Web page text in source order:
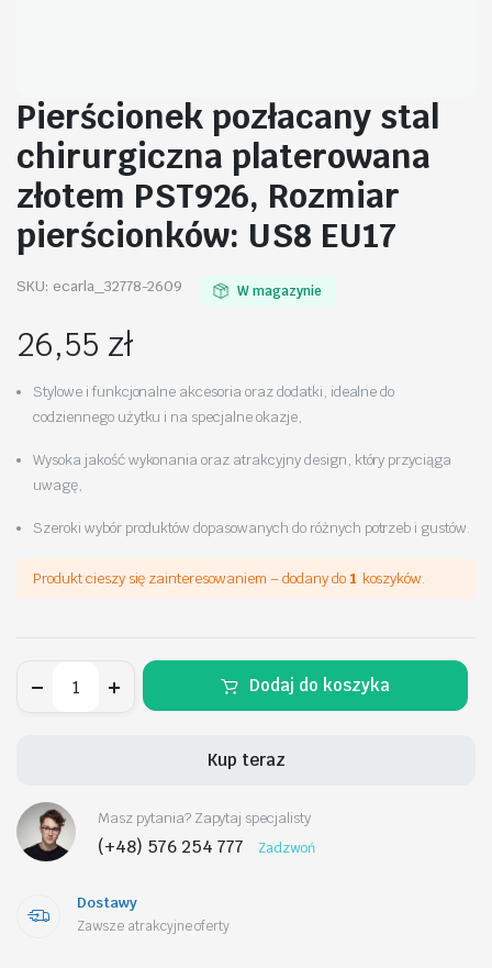
Pierścionek pozłacany stal
chirurgiczna platerowana
złotem PST926, Rozmiar
pierścionków: US8 EU17
SKU: ecarla_32778-2609 W magazynie
26,55 zł
Stylowe i funkcjonalne akcesoria oraz dodatki, idealne do
codziennego użytku i na specjalne okazje,
Wysoka jakość wykonania oraz atrakcyjny design, który przyciąga
uwagę,
Szeroki wybór produktów dopasowanych do różnych potrzeb i gustów.
Produkt cieszy się zainteresowaniem – dodany do 1 koszyków.
pozłacany
Rozmiar
pierścionków:
US8
EU17
Dodaj do koszyka
Kup teraz
Masz pytania? Zapytaj specjalisty
(+48) 576 254 777 Zadzwoń
Dostawy
Zawsze atrakcyjne oferty